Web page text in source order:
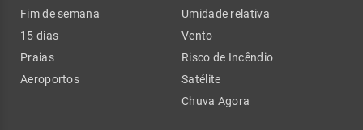
Fim de semana
15 dias
Praias
Aeroportos
Umidade relativa
Vento
Risco de Incêndio
Satélite
Chuva Agora